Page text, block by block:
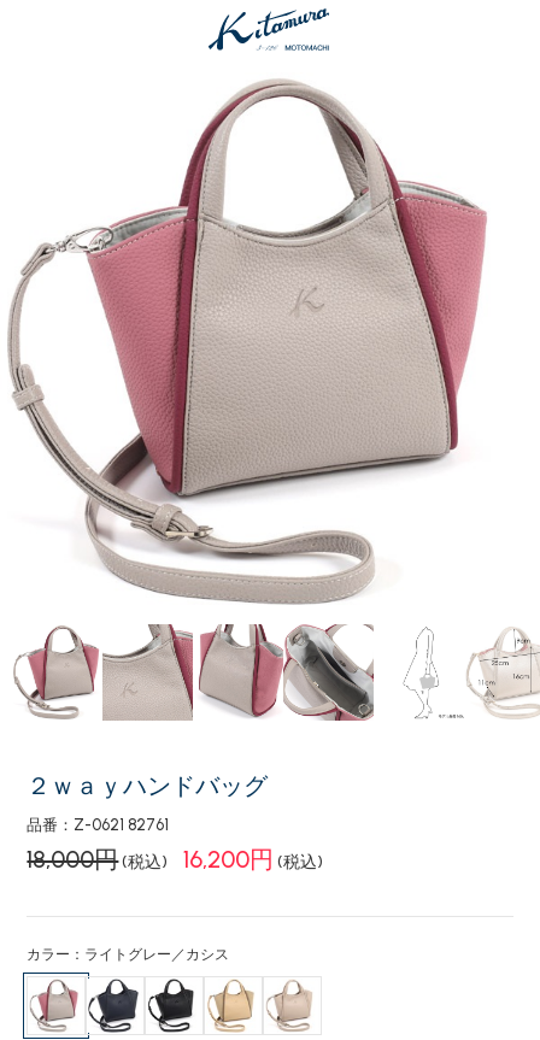
２ｗａｙハンドバッグ
品番：Z-0621 82761
18,000円(税込) 16,200円 (税込)
カラー：ライトグレー／カシス